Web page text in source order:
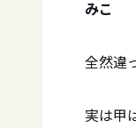
みこ
全然違
実は甲